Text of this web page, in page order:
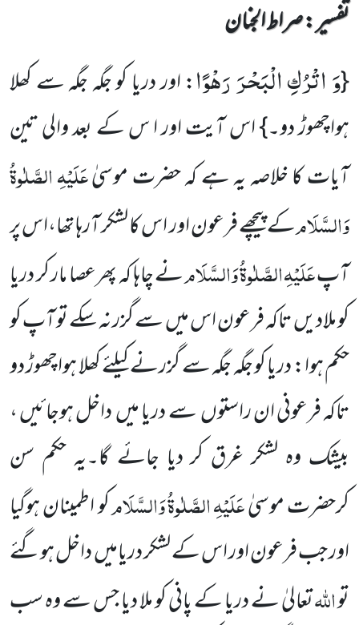
تفسیر : ‎صراط الجنان
{وَ اتْرُكِ الْبَحْرَ رَهْوًا: اور دریا کو جگہ جگہ سے کھلا
ہواچھوڑ دو۔} اس آیت اور ا س کے بعد والی تین
آیات کا خلاصہ یہ ہے کہ حضرت موسیٰعَلَیْہِالصَّلٰوۃُ
وَالسَّلَامکے پیچھے فرعون اور اس کا لشکر آرہا تھا،اس پر
آپعَلَیْہِالصَّلٰوۃُوَالسَّلَامنے چاہا کہ پھرعصا مار کر دریا
کو ملادیں تاکہ فرعون اس میں سے گزر نہ سکے تو آپ کو
حکم ہوا: دریا کو جگہ جگہ سے گزرنے کیلئے کھلا ہواچھوڑ دو
تاکہ فرعونی ان راستوں سے دریا میں داخل ہوجائیں ،
بیشک وہ لشکر غرق کر دیا جائے گا۔یہ حکم سن
کرحضرت موسیٰعَلَیْہِالصَّلٰوۃُوَالسَّلَامکو اطمینان ہوگیا
اور جب فرعون اور اس کے لشکر دریامیں داخل ہوگئے
تواللہتعالیٰ نے دریا کے پانی کو ملا دیا جس سے وہ سب